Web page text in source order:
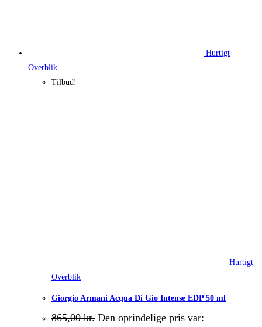
Hurtigt
Overblik
Tilbud!
Hurtigt
Overblik
Giorgio Armani Acqua Di Gio Intense EDP 50 ml
865,00kr. Den oprindelige pris var: